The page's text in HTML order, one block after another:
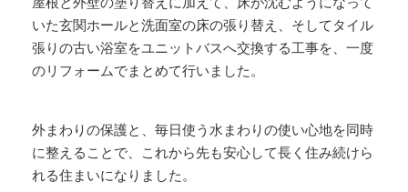
いた玄関ホールと洗面室の床の張り替え、そしてタイル
張りの古い浴室をユニットバスへ交換する工事を、一度
のリフォームでまとめて行いました。
外まわりの保護と、毎日使う水まわりの使い心地を同時
に整えることで、これから先も安心して長く住み続けら
れる住まいになりました。